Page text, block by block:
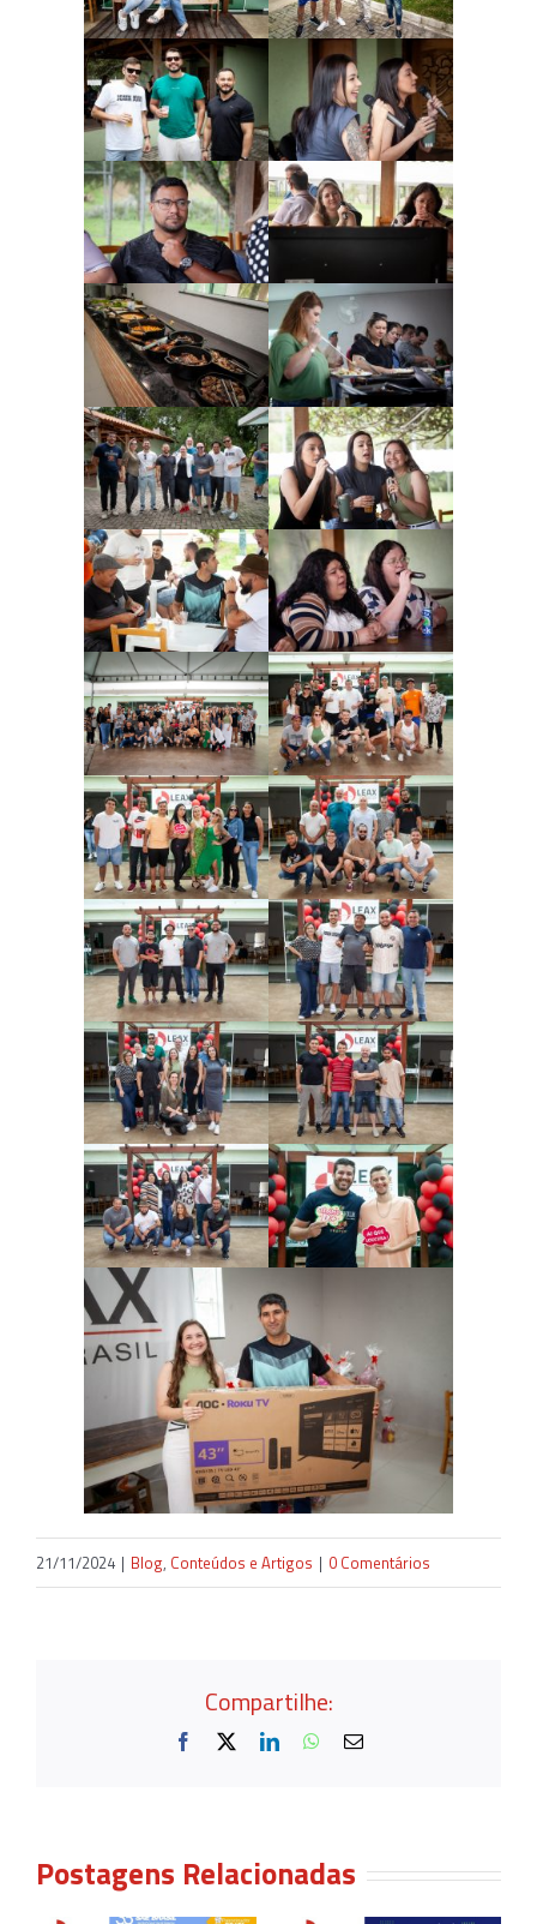
21/11/2024 | Blog, Conteúdos e Artigos | 0 Comentários
Compartilhe:
Facebook LinkedInWhatsApp
E-
Postagens Relacionadas